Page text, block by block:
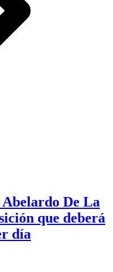
Abelardo De La
que deberá
día